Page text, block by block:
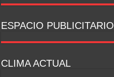
ESPACIO PUBLICITARIO
CLIMA ACTUAL